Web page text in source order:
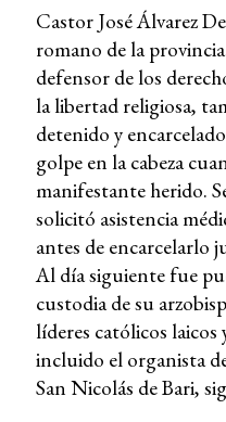
Castor José Álvarez
romano de la
defensor de los
la libertad religiosa,
detenido y
golpe en la cabeza
manifestante herido.
solicitó asistencia
antes de encarcelarlo
Al día siguiente fue
custodia de su
líderes católicos laicos
incluido el organista
San Nicolás de Bari,